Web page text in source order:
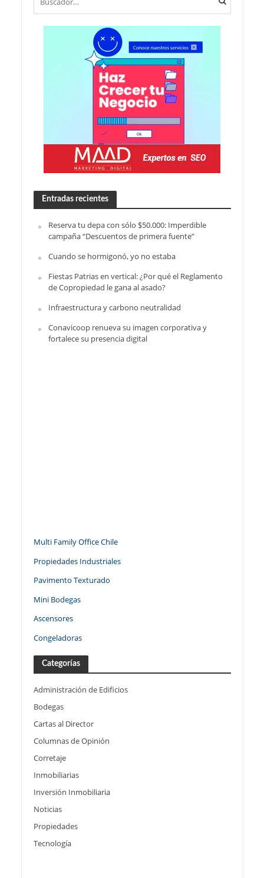
Entradas recientes
Reserva tu depa con sólo $50.000: Imperdible
campaña “Descuentos de primera fuente”
Cuando se hormigonó, yo no estaba
Fiestas Patrias en vertical: ¿Por qué el Reglamento
de Copropiedad le gana al asado?
Infraestructura y carbono neutralidad
Conavicoop renueva su imagen corporativa y
fortalece su presencia digital
Multi Family Office Chile
Propiedades Industriales
Pavimento Texturado
Mini Bodegas
Ascensores
Congeladoras
Categorías
Administración de Edificios
Bodegas
Cartas al Director
Columnas de Opinión
Corretaje
Inmobiliarias
Inversión Inmobiliaria
Noticias
Propiedades
Tecnología